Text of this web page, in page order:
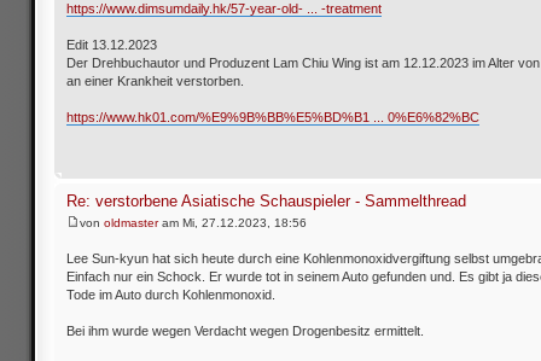
https://www.dimsumdaily.hk/57-year-old- ... -treatment
Edit 13.12.2023
Der Drehbuchautor und Produzent Lam Chiu Wing ist am 12.12.2023 im Alter
an einer Krankheit verstorben.
https://www.hk01.com/%E9%9B%BB%E5%BD%B1 ... 0%E6%82%BC
Re: verstorbene Asiatische Schauspieler - Sammelthread
von oldmasteram Mi, 27.12.2023, 18:56
Lee Sun-kyun hat sich heute durch eine Kohlenmonoxidvergiftung selbst
Einfach nur ein Schock. Er wurde tot in seinem Auto gefunden und. Es gibt ja
Tode im Auto durch Kohlenmonoxid.
Bei ihm wurde wegen Verdacht wegen Drogenbesitz ermittelt.